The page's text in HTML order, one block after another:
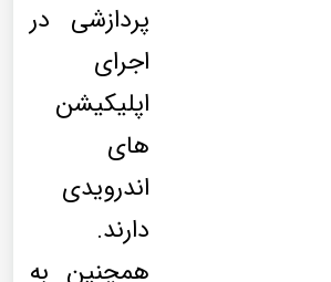
پردازشی در
اجرای
اپلیکیشن
های
اندرویدی
دارند.
همچنین به